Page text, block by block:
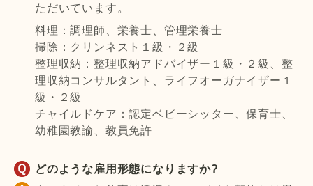
ただいています。
料理：調理師、栄養士、管理栄養士
掃除：クリンネスト１級・２級
整理収納：整理収納アドバイザー１級・２級、整
理収納コンサルタント、ライフオーガナイザー１
級・２級
チャイルドケア：認定ベビーシッター、保育士、
幼稚園教諭、教員免許
どのような雇用形態になりますか?